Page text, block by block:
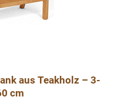
aus Teakholz – 3-
cm